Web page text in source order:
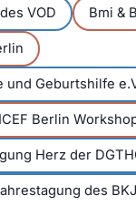
VOD Bmi &
und Geburtshilfe
ICEF Berlin
Herz der
des